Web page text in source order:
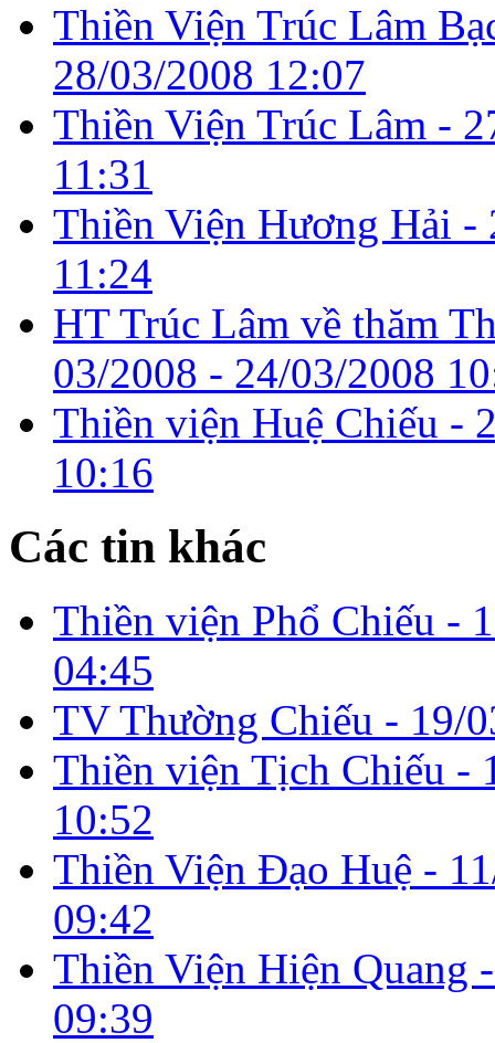
Thiền Viện Trúc Lâm
28/03/2008 12:07
Thiền Viện Trúc Lâm -
11:31
Thiền Viện Hương Hải -
11:24
HT Trúc Lâm về thăm
03/2008 - 24/03/2008
Thiền viện Huệ Chiếu -
10:16
Các tin khác
Thiền viện Phổ Chiếu -
04:45
TV Thường Chiếu - 19/
Thiền viện Tịch Chiếu -
10:52
Thiền Viện Đạo Huệ -
09:42
Thiền Viện Hiện Quang
09:39